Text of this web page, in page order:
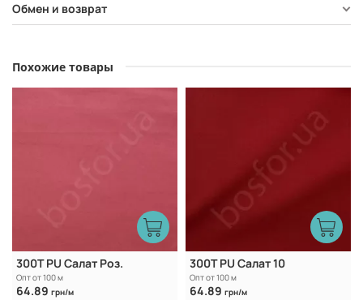
Обмен и возврат
Похожие товары
300Т PU Салат Роз.
Опт от 100 м
64.89 грн/м
300Т PU Салат 10
Опт от 100 м
64.89 грн/м